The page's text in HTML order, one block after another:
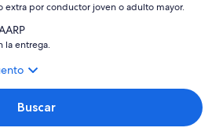
extra por conductor joven o adulto mayor.
la entrega.
Buscar